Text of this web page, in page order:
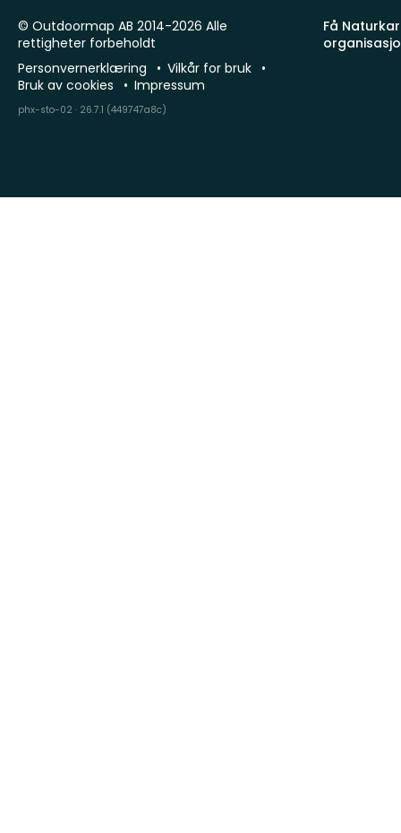
Få
© Outdoormap AB 2014-2026 Alle
rettigheter forbeholdt
Personvernerklæring
Vilkår for bruk
Bruk av cookies
Impressum
phx-sto-02 · 26.7.1 (449747a8c)